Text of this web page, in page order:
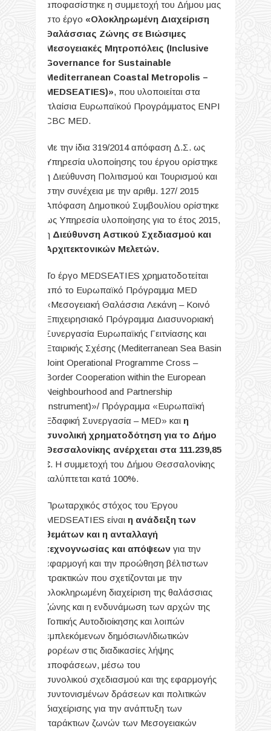
αποφασίστηκε η συμμετοχή του Δήμου μας
στο έργο «Ολοκληρωμένη Διαχείριση
Θαλάσσιας Ζώνης σε Βιώσιμες
Μεσογειακές Μητροπόλεις (Inclusive
Governance for Sustainable
Mediterranean Coastal Metropolis –
MEDSEATIES)», που υλοποιείται στα
πλαίσια Ευρωπαϊκού Προγράμματος ENPI
CBC MED.
Με την ίδια 319/2014 απόφαση Δ.Σ. ως
Υπηρεσία υλοποίησης του έργου ορίστηκε
η Διεύθυνση Πολιτισμού και Τουρισμού και
στην συνέχεια με την αριθμ. 127/ 2015
Απόφαση Δημοτικού Συμβουλίου ορίστηκε
ως Υπηρεσία υλοποίησης για το έτος 2015,
η Διεύθυνση Αστικού Σχεδιασμού και
Αρχιτεκτονικών Μελετών.
Το έργο MEDSEATIES χρηματοδοτείται
από το Ευρωπαϊκό Πρόγραμμα MED
«Μεσογειακή Θαλάσσια Λεκάνη – Κοινό
Επιχειρησιακό Πρόγραμμα Διασυνοριακή
Συνεργασία Ευρωπαϊκής Γειτνίασης και
Εταιρικής Σχέσης (Mediterranean Sea Basin
Joint Operational Programme Cross –
Border Cooperation within the European
Neighbourhood and Partnership
Instrument)»/ Πρόγραμμα «Ευρωπαϊκή
Εδαφική Συνεργασία – MED» καιη
συνολική χρηματοδότηση για το Δήμο
Θεσσαλονίκης ανέρχεται στα 111.239,85
€. Η συμμετοχή του Δήμου Θεσσαλονίκης
καλύπτεται κατά 100%.
Πρωταρχικός στόχος του Έργου
MEDSEATIES είναιη ανάδειξη των
θεμάτων και η ανταλλαγή
τεχνογνωσίας και απόψεων για την
εφαρμογή και την προώθηση βέλτιστων
πρακτικών που σχετίζονται με την
ολοκληρωμένη διαχείριση της θαλάσσιας
ζώνης και η ενδυνάμωση των αρχών της
Τοπικής Αυτοδιοίκησης και λοιπών
εμπλεκόμενων δημόσιων/ιδιωτικών
φορέων στις διαδικασίες λήψης
αποφάσεων, μέσω του
συνολικού σχεδιασμού και της εφαρμογής
συντονισμένων δράσεων και πολιτικών
διαχείρισης για την ανάπτυξη των
παράκτιων ζωνών των Μεσογειακών